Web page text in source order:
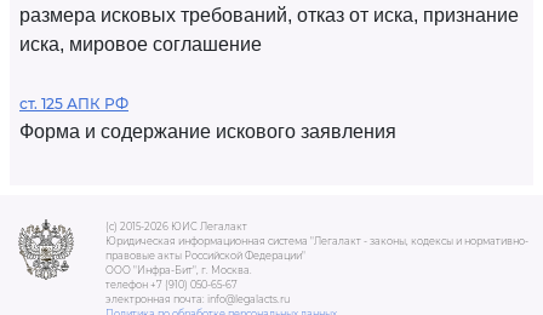
размера исковых требований, отказ от иска, признание
иска, мировое соглашение
ст. 125 АПК РФ
Форма и содержание искового заявления
(c) 2015-2026 ЮИС Легалакт
Юридическая информационная система "Легалакт - законы, кодексы и нормативно-
правовые акты Российской Федерации"
ООО "Инфра-Бит", г. Москва.
телефон +7 (910) 050-65-67
электронная почта: info@legalacts.ru